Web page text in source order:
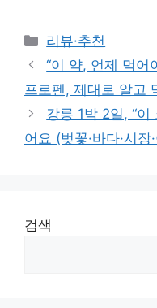
Categories
리뷰·추천
“이 약, 언제 먹어
프로펜, 제대로 알고
강릉 1박 2일, “이
어요 (벚꽃·바다·시장
검색